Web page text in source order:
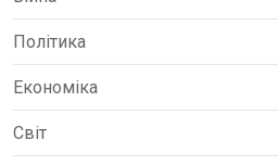
Політика
Економіка
Світ